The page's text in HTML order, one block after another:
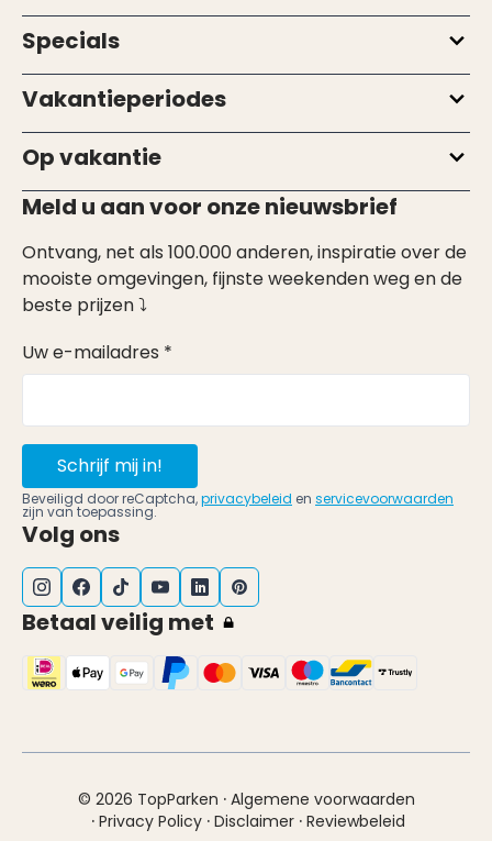
Specials
Vakantieperiodes
Op vakantie
Meld u aan voor onze nieuwsbrief
Ontvang, net als 100.000 anderen, inspiratie over de
mooiste omgevingen, fijnste weekenden weg en de
beste prijzen ⤵
Uw e-mailadres *
Schrijf mij in!
Beveiligd door reCaptcha,privacybeleid en servicevoorwaarden
zijn van toepassing.
Volg ons
Betaal veilig met
© 2026 TopParken · Algemene voorwaarden
· Privacy Policy · Disclaimer · Reviewbeleid